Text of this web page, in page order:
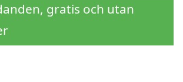
gratis och utan